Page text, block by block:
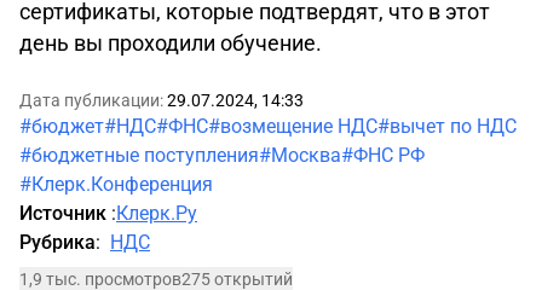
сертификаты, которые подтвердят, что в этот
день вы проходили обучение.
Дата публикации:29.07.2024, 14:33
#бюджет#НДС#ФНС#возмещение НДС#вычет по НДС
#бюджетные поступления#Москва#ФНС РФ
#Клерк.Конференция
Источник :Клерк.Ру
Рубрика: НДС
1,9 тыс. просмотров275 открытий